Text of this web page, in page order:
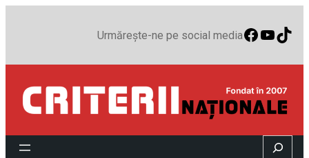
Urmărește-ne pe social media
Search